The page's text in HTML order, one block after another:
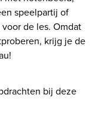
speelpartij of
de les. Omdat
krijg je de
bij deze